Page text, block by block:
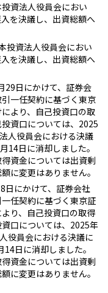
資法人役員会におい
を決議し、出資総額へ
投資法人役員会におい
を決議し、出資総額へ
29日にかけて、証券会
一任契約に基づく東京
より、自己投資口の取
資口については、2025
人役員会における決議
14日に消却しました。
資金については出資剰
に変更はありません。
日にかけて、証券会社
任契約に基づく東京証
り、自己投資口の取得
口については、2025年
役員会における決議に
日に消却しました。
資金については出資剰
に変更はありません。